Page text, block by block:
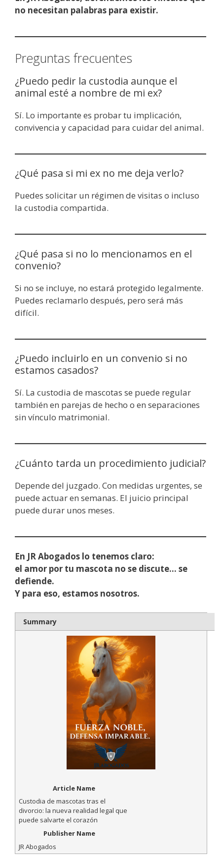
no necesitan palabras para existir.
Preguntas frecuentes
¿Puedo pedir la custodia aunque el
animal esté a nombre de mi ex?
Sí. Lo importante es probar tu implicación,
convivencia y capacidad para cuidar del animal.
¿Qué pasa si mi ex no me deja verlo?
Puedes solicitar un régimen de visitas o incluso
la custodia compartida.
¿Qué pasa si no lo mencionamos en el
convenio?
Si no se incluye, no estará protegido legalmente.
Puedes reclamarlo después, pero será más
difícil.
¿Puedo incluirlo en un convenio si no
estamos casados?
Sí. La custodia de mascotas se puede regular
también en parejas de hecho o en separaciones
sin vínculo matrimonial.
¿Cuánto tarda un procedimiento judicial?
Depende del juzgado. Con medidas urgentes, se
puede actuar en semanas. El juicio principal
puede durar unos meses.
En JR Abogados lo tenemos claro:
el amor por tu mascota no se discute… se
defiende.
Y para eso, estamos nosotros.
Summary
Article Name
Custodia de mascotas tras el
divorcio: la nueva realidad legal que
puede salvarte el corazón
Publisher Name
JR Abogados